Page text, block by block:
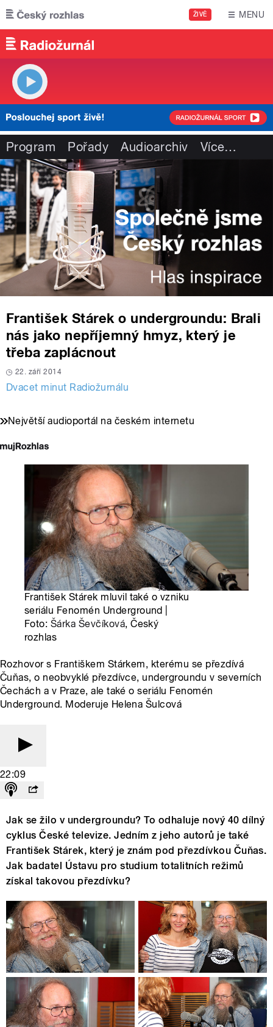
Přejít k hlavnímu obsahu
ŽIVĚ MENU
Program Pořady Audioarchiv Více…
František Stárek o undergroundu: Brali
nás jako nepříjemný hmyz, který je
třeba zaplácnout
22. září 2014
Dvacet minut Radiožurnálu
Největší audioportál na českém internetu
František Stárek mluvil také o vzniku
seriálu Fenomén Underground |
Foto: Šárka Ševčíková, Český
rozhlas
Rozhovor s Františkem Stárkem, kterému se přezdívá
Čuňas, o neobvyklé přezdívce, undergroundu v severních
Čechách a v Praze, ale také o seriálu Fenomén
Underground. Moderuje Helena Šulcová
22:09
Jak se žilo v undergroundu? To odhaluje nový 40 dílný
cyklus České televize. Jedním z jeho autorů je také
František Stárek, který je znám pod přezdívkou Čuňas.
Jak badatel Ústavu pro studium totalitních režimů
získal takovou přezdívku?